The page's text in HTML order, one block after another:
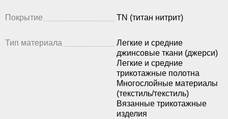
Покрытие TN (титан нитрит)
Тип материала
Легкие и средние
джинсовые ткани (джерси)
Легкие и средние
трикотажные полотна
Многослойные материалы
(текстиль/текстиль)
Вязанные трикотажные
изделия